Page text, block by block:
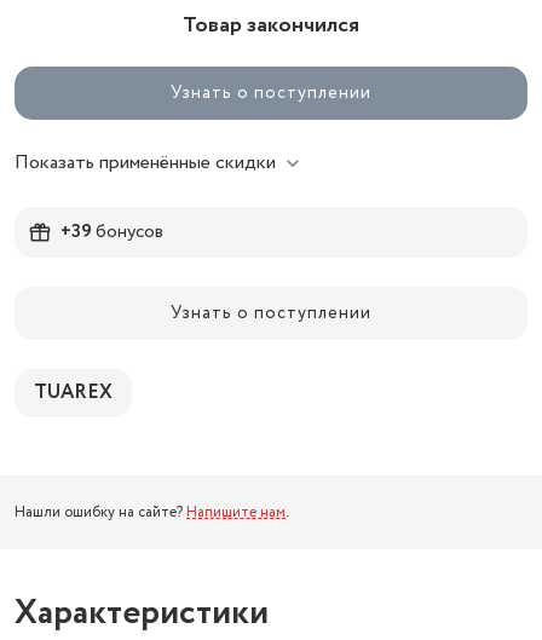
Товар закончился
Узнать о поступлении
Показать применённые скидки
+39бонусов
Узнать о поступлении
TUAREX
Нашли ошибку на сайте? Напишите нам.
Характеристики